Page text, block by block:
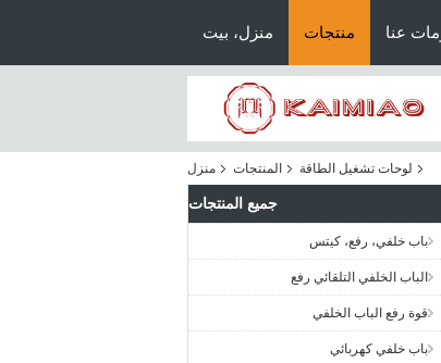
منزل، بيت منتجات عنا
منزل المنتجات لوحات تشغيل الطاقة
جميع المنتجات
باب خلفي، رفع، كيتس
الباب الخلفي التلقائي رفع
قوة رفع الباب الخلفي
باب خلفي كهربائي